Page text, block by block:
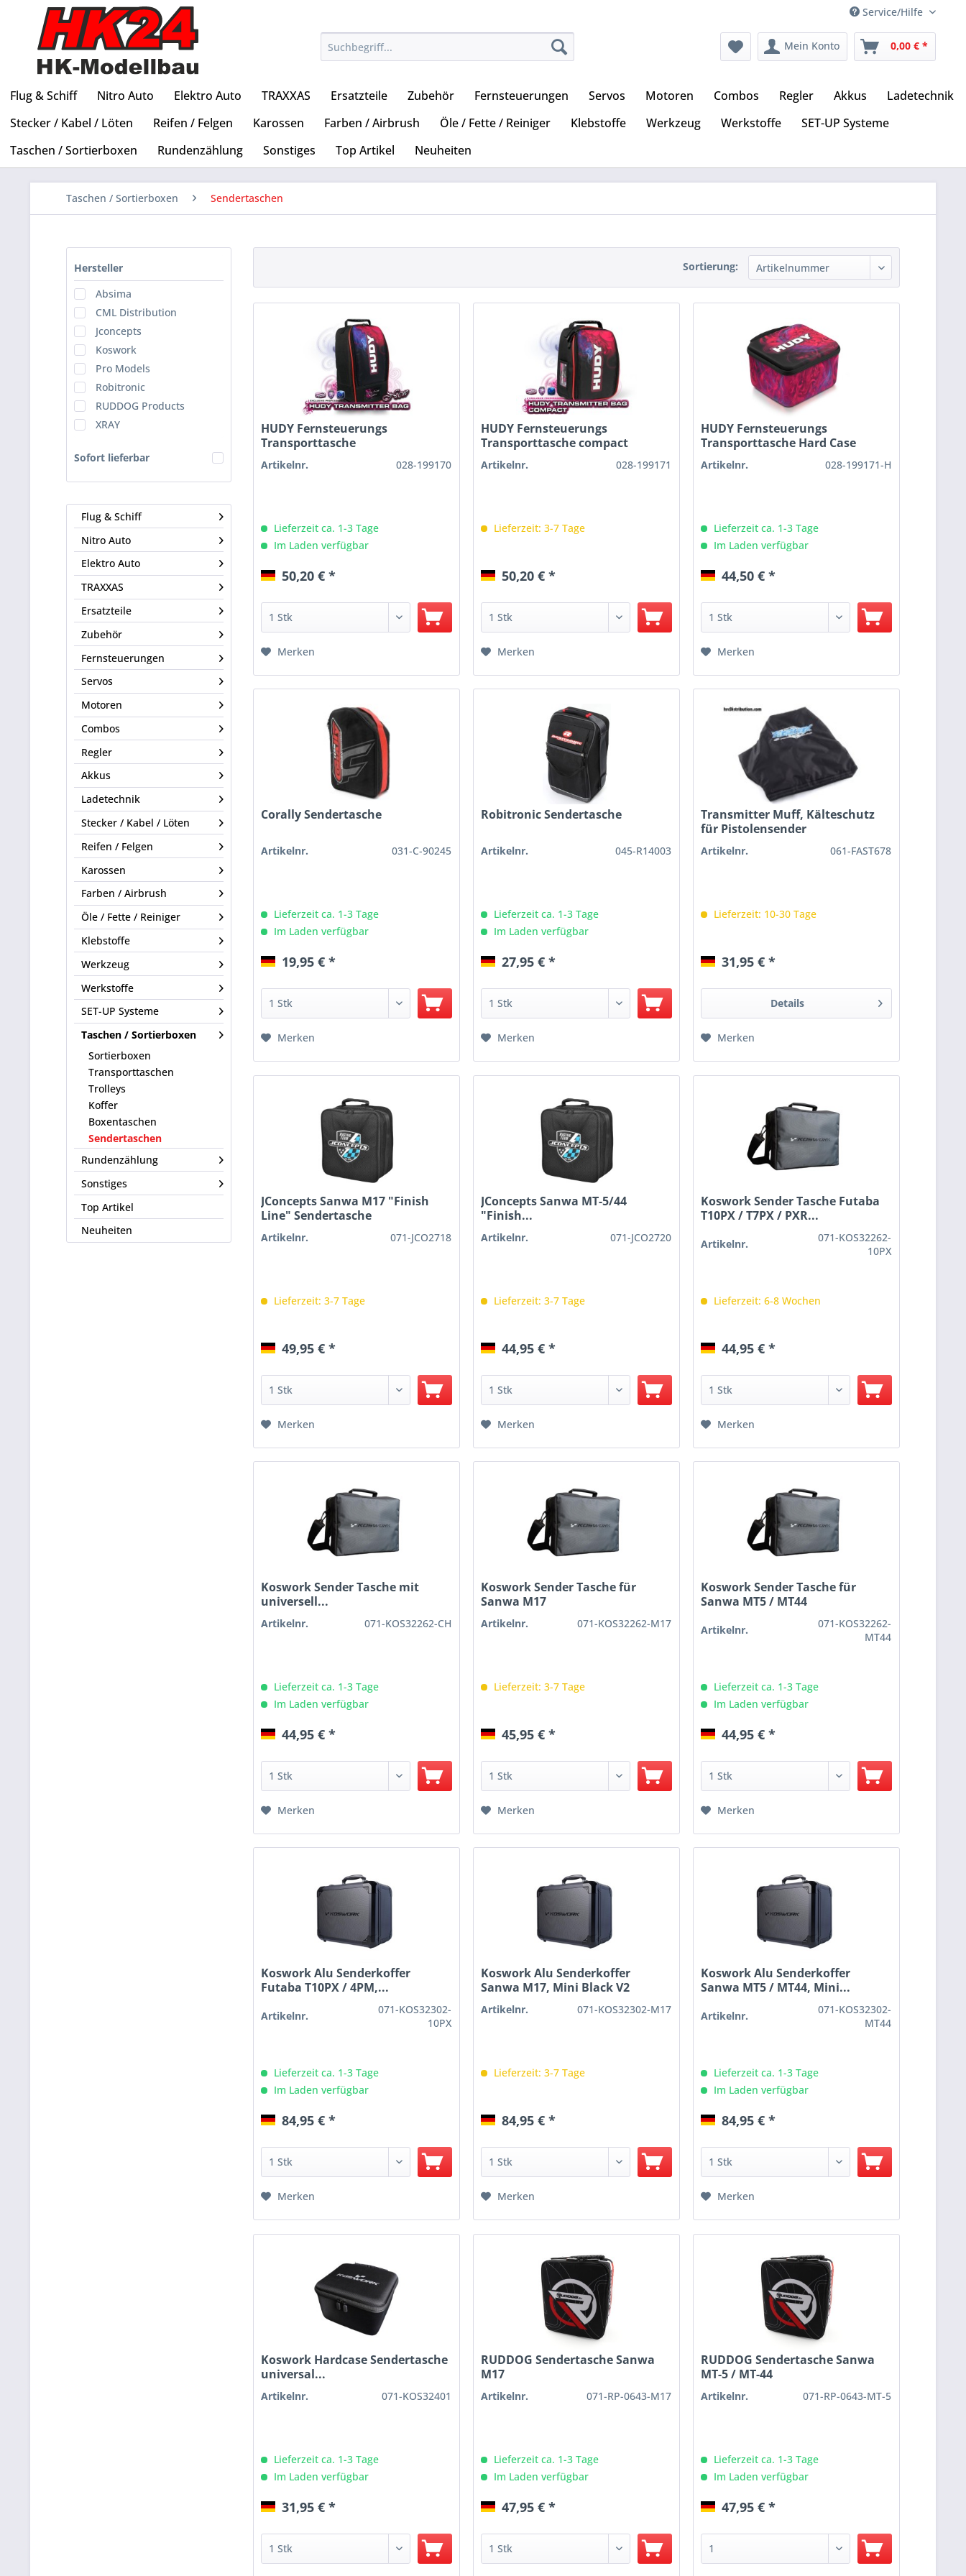
Service/Hilfe
Mein Konto 0,00 € *
Flug & Schiff Nitro Auto Elektro Auto TRAXXAS Ersatzteile Zubehör Fernsteuerungen Servos Motoren Combos Regler Akkus
Ladetechnik
Stecker / Kabel / Löten
Reifen / Felgen Karossen Farben / Airbrush Öle / Fette / Reiniger Klebstoffe Werkzeug Werkstoffe
SET-UP Systeme
Taschen / Sortierboxen
Rundenzählung Sonstiges Top Artikel Neuheiten
Taschen / Sortierboxen Sendertaschen
Hersteller
Absima
CML Distribution
Jconcepts
Koswork
Pro Models
Robitronic
RUDDOG Products
XRAY
Sofort lieferbar
Flug & Schiff
Nitro Auto
Elektro Auto
TRAXXAS
Ersatzteile
Zubehör
Fernsteuerungen
Servos
Motoren
Combos
Regler
Akkus
Ladetechnik
Stecker / Kabel / Löten
Reifen / Felgen
Karossen
Farben / Airbrush
Öle / Fette / Reiniger
Klebstoffe
Werkzeug
Werkstoffe
SET-UP Systeme
Taschen / Sortierboxen
Sortierboxen
Transporttaschen
Trolleys
Koffer
Boxentaschen
Sendertaschen
Rundenzählung
Sonstiges
Top Artikel
Neuheiten
Sortierung:
HUDY Fernsteuerungs
Transporttasche
Artikelnr. 028-199170
Lieferzeit ca. 1-3 Tage
Im Laden verfügbar
50,20 € *
Merken
HUDY Fernsteuerungs
Transporttasche compact
Artikelnr. 028-199171
Lieferzeit: 3-7 Tage
50,20 € *
Merken
HUDY Fernsteuerungs
Transporttasche Hard Case
Artikelnr. 028-199171-H
Lieferzeit ca. 1-3 Tage
Im Laden verfügbar
44,50 € *
Merken
Corally Sendertasche
Artikelnr. 031-C-90245
Lieferzeit ca. 1-3 Tage
Im Laden verfügbar
19,95 € *
Merken
Robitronic Sendertasche
Artikelnr. 045-R14003
Lieferzeit ca. 1-3 Tage
Im Laden verfügbar
27,95 € *
Merken
Transmitter Muff, Kälteschutz
für Pistolensender
Artikelnr. 061-FAST678
Lieferzeit: 10-30 Tage
31,95 € *
Details
Merken
JConcepts Sanwa M17 "Finish
Line" Sendertasche
Artikelnr. 071-JCO2718
Lieferzeit: 3-7 Tage
49,95 € *
Merken
JConcepts Sanwa MT-5/44
"Finish...
Artikelnr. 071-JCO2720
Lieferzeit: 3-7 Tage
44,95 € *
Merken
Koswork Sender Tasche Futaba
T10PX / T7PX / PXR...
Artikelnr.
071-KOS32262-
10PX
Lieferzeit: 6-8 Wochen
44,95 € *
Merken
Koswork Sender Tasche mit
universell...
Artikelnr. 071-KOS32262-CH
Lieferzeit ca. 1-3 Tage
Im Laden verfügbar
44,95 € *
Merken
Koswork Sender Tasche für
Sanwa M17
Artikelnr. 071-KOS32262-M17
Lieferzeit: 3-7 Tage
45,95 € *
Merken
Koswork Sender Tasche für
Sanwa MT5 / MT44
Artikelnr.
071-KOS32262-
MT44
Lieferzeit ca. 1-3 Tage
Im Laden verfügbar
44,95 € *
Merken
Koswork Alu Senderkoffer
Futaba T10PX / 4PM,...
Artikelnr.
071-KOS32302-
10PX
Lieferzeit ca. 1-3 Tage
Im Laden verfügbar
84,95 € *
Merken
Koswork Alu Senderkoffer
Sanwa M17, Mini Black V2
Artikelnr. 071-KOS32302-M17
Lieferzeit: 3-7 Tage
84,95 € *
Merken
Koswork Alu Senderkoffer
Sanwa MT5 / MT44, Mini...
Artikelnr.
071-KOS32302-
MT44
Lieferzeit ca. 1-3 Tage
Im Laden verfügbar
84,95 € *
Merken
Koswork Hardcase Sendertasche
universal...
Artikelnr. 071-KOS32401
Lieferzeit ca. 1-3 Tage
Im Laden verfügbar
31,95 € *
RUDDOG Sendertasche Sanwa
M17
Artikelnr. 071-RP-0643-M17
Lieferzeit ca. 1-3 Tage
Im Laden verfügbar
47,95 € *
RUDDOG Sendertasche Sanwa
MT-5 / MT-44
Artikelnr. 071-RP-0643-MT-5
Lieferzeit ca. 1-3 Tage
Im Laden verfügbar
47,95 € *